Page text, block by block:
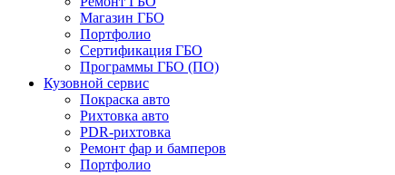
Магазин ГБО
Портфолио
Сертификация ГБО
Программы ГБО (ПО)
Кузовной сервис
Покраска авто
Рихтовка авто
PDR-рихтовка
Ремонт фар и бамперов
Портфолио